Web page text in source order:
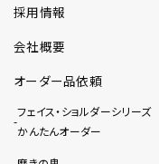
採用情報
会社概要
オーダー品依頼
フェイス・ショルダーシリーズ
かんたんオーダー